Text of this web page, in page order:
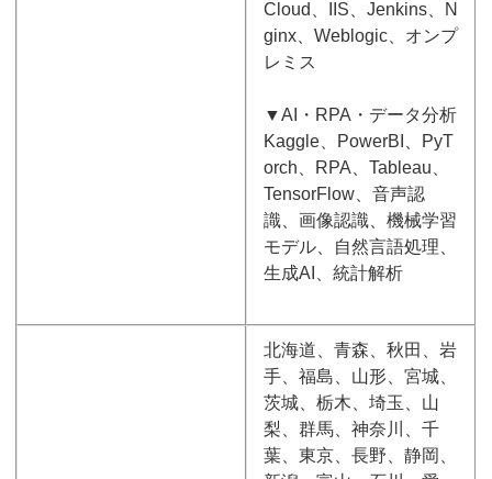
Cloud、IIS、Jenkins、N
ginx、Weblogic、オンプ
レミス
▼AI・RPA・データ分析
Kaggle、PowerBI、PyT
orch、RPA、Tableau、
TensorFlow、音声認
識、画像認識、機械学習
モデル、自然言語処理、
生成AI、統計解析
北海道、青森、秋田、岩
手、福島、山形、宮城、
茨城、栃木、埼玉、山
梨、群馬、神奈川、千
葉、東京、長野、静岡、